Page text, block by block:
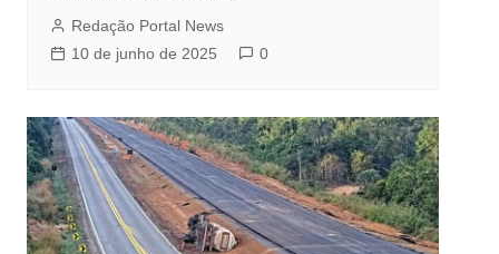
Redação Portal News
10 de junho de 2025
0